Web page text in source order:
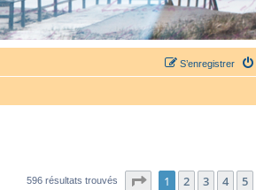
S’enregistrer
596 résultats trouvés Page sur12
1 2 3 4 5